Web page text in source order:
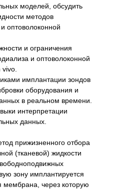
моделей, обсудить
методов
оптоволоконной
и ограничения
и оптоволоконной
имплантации зондов
оборудования и
в реальном времени.
интерпретации
данных.
прижизненного отбора
(тканевой) жидкости
зону имплантируется
мембрана, через которую